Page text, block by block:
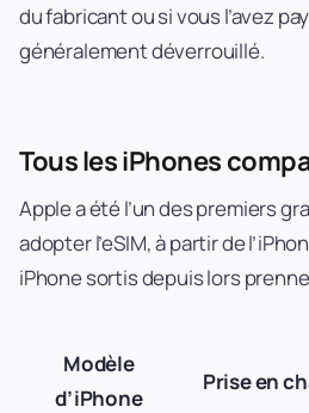
du fabricant ou si vous l’avez
généralement déverrouillé.
Tous les iPhones
Apple a été l’un des premiers
adopter l’eSIM, à partir de
iPhone sortis depuis lors
Modèle
d’iPhone
Prise en